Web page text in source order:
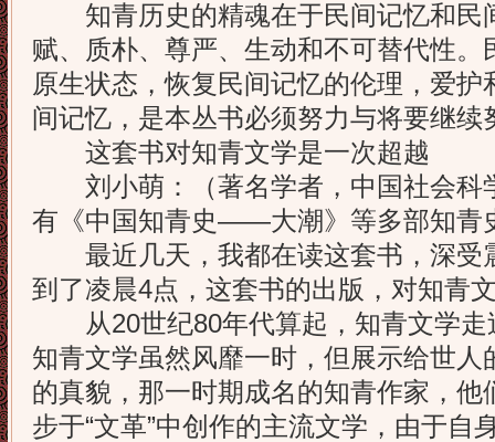
知青历史的精魂在于民间记忆和民
赋、质朴、尊严、生动和不可替代性
原生状态，恢复民间记忆的伦理，爱
间记忆，是本丛书必须努力与将要继续
这套书对知青文学是一次超越
刘小萌：（著名学者，中国社会科
有《中国知青史——大潮》等多部知青
最近几天，我都在读这套书，深受
到了凌晨4点，这套书的出版，对知青
从20世纪80年代算起，知青文学走
知青文学虽然风靡一时，但展示给世
的真貌，那一时期成名的知青作家，
步于“文革”中创作的主流文学，由于自